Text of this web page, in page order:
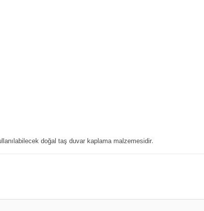
doğal taş duvar kaplama malzemesidir.